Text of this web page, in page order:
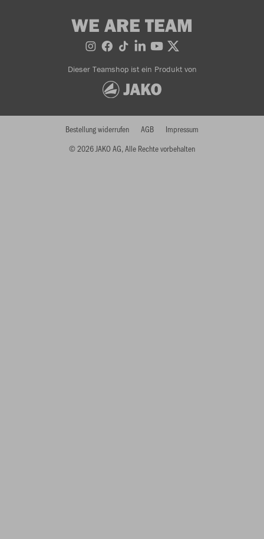
WE ARE TEAM
Dieser Teamshop ist ein Produkt von
© 2026 JAKO AG, Alle Rechte vorbehalten
Bestellung widerrufen AGB Impressum